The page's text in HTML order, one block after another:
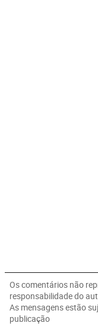
Os comentários não
responsabilidade do
As mensagens estão
publicação